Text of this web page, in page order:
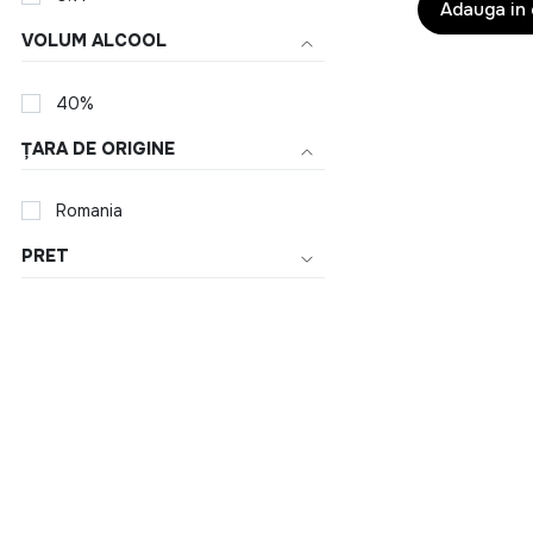
Voga
VOLUM ALCOOL
40%
ȚARA DE ORIGINE
Romania
PRET
Adauga in